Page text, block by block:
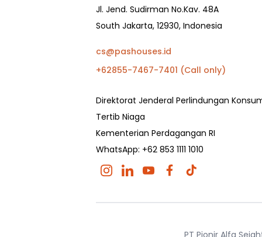
Jl. Jend. Sudirman No.Kav. 48A
South Jakarta, 12930, Indonesia
cs@pashouses.id
+62855-7467-7401 (Call only)
Direktorat Jenderal Perlindungan
Tertib Niaga
Kementerian Perdagangan RI
WhatsApp: +62 853 1111 1010